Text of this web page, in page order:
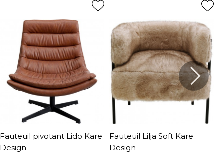
Fauteuil pivotant Lido Kare
Design
Fauteuil Lilja Soft Kare
Design